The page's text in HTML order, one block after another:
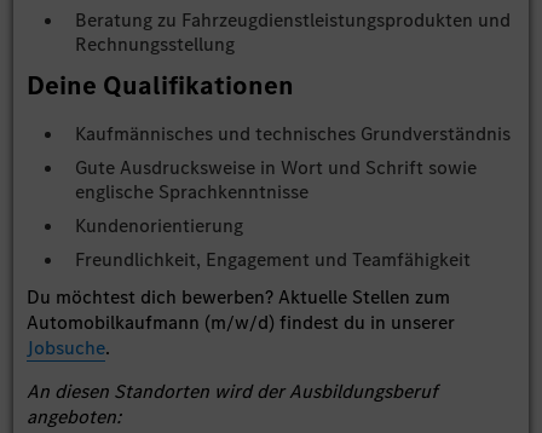
Beratung zu Fahrzeugdienstleistungsprodukten und
Rechnungsstellung
Deine Qualifikationen
Kaufmännisches und technisches Grundverständnis
Gute Ausdrucksweise in Wort und Schrift sowie
englische Sprachkenntnisse
Kundenorientierung
Freundlichkeit, Engagement und Teamfähigkeit
Du möchtest dich bewerben? Aktuelle Stellen zum
Automobilkaufmann (m/w/d) findest du in unserer
Jobsuche.
An diesen Standorten wird der Ausbildungsberuf
angeboten: